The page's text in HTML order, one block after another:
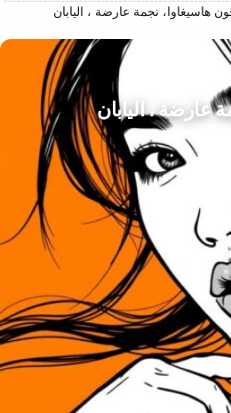
هاسيغاوا، نجمة عارضة ، اليابان
عارضة ، اليابان